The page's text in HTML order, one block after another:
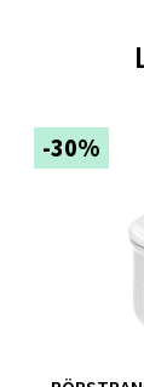
-30%
Ski -
Ski
Åpent i